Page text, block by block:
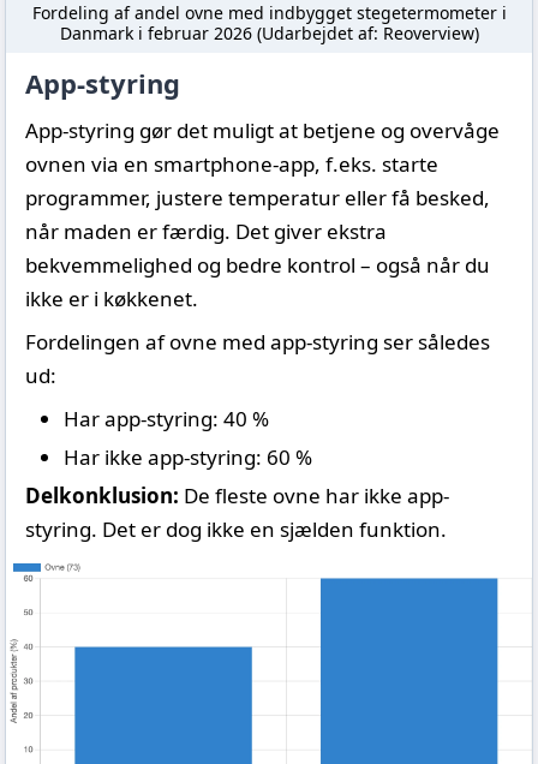
Fordeling af andel ovne med indbygget stegetermometer i
Danmark i februar 2026 (Udarbejdet af: Reoverview)
App-styring
App-styring gør det muligt at betjene og overvåge
ovnen via en smartphone-app, f.eks. starte
programmer, justere temperatur eller få besked,
når maden er færdig. Det giver ekstra
bekvemmelighed og bedre kontrol – også når du
ikke er i køkkenet.
Fordelingen af ovne med app-styring ser således
ud:
Har app-styring: 40 %
Har ikke app-styring: 60 %
Delkonklusion: De fleste ovne har ikke app-
styring. Det er dog ikke en sjælden funktion.